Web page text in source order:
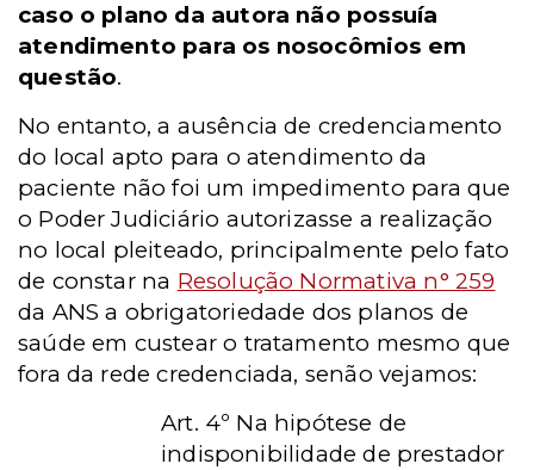
caso o plano da autora não possuía
atendimento para os nosocômios em
questão.
No entanto, a ausência de credenciamento
do local apto para o atendimento da
paciente não foi um impedimento para que
o Poder Judiciário autorizasse a realização
no local pleiteado, principalmente pelo fato
de constar na Resolução Normativa n° 259
da ANS a obrigatoriedade dos planos de
saúde em custear o tratamento mesmo que
fora da rede credenciada, senão vejamos:
Art. 4º Na hipótese de
indisponibilidade de prestador